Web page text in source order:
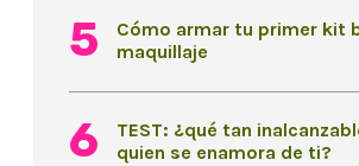
Cómo armar tu primer kit
maquillaje
TEST: ¿qué tan
quien se enamora de ti?